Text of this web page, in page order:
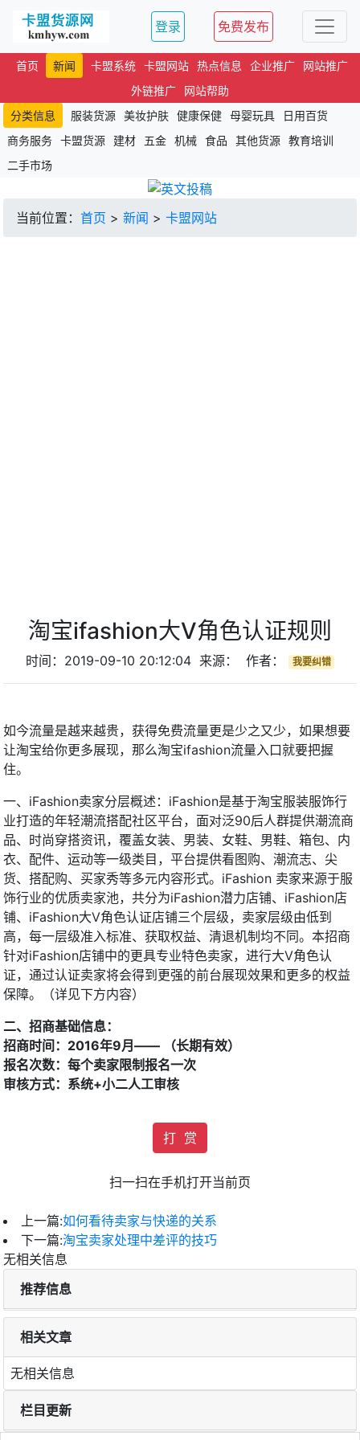
登录 免费发布
首页 新闻 卡盟系统 卡盟网站 热点信息 企业推广
网站推广
外链推广
网站帮助
分类信息
服装货源 美妆护肤 健康保健 母婴玩具
日用百货
商务服务 卡盟货源 建材 五金 机械 食品 其他货源 教育培训
二手市场
当前位置： 首页 > 新闻 > 卡盟网站
淘宝ifashion大V角色认证规则
时间：2019-09-10 20:12:04 来源： 作者： 我要纠错
如今流量是越来越贵，获得免费流量更是少之又少，如果想要
让淘宝给你更多展现，那么淘宝ifashion流量入口就要把握
住。
一、iFashion卖家分层概述：iFashion是基于淘宝服装服饰行
业打造的年轻潮流搭配社区平台，面对泛90后人群提供潮流商
品、时尚穿搭资讯，覆盖女装、男装、女鞋、男鞋、箱包、内
衣、配件、运动等一级类目，平台提供看图购、潮流志、尖
货、搭配购、买家秀等多元内容形式。iFashion 卖家来源于服
饰行业的优质卖家池，共分为iFashion潜力店铺、iFashion店
铺、iFashion大V角色认证店铺三个层级，卖家层级由低到
高，每一层级准入标准、获取权益、清退机制均不同。本招商
针对iFashion店铺中的更具专业特色卖家，进行大V角色认
证，通过认证卖家将会得到更强的前台展现效果和更多的权益
保障。（详见下方内容）
二、招商基础信息：
招商时间：2016年9月—— （长期有效）
报名次数：每个卖家限制报名一次
审核方式：系统+小二人工审核
打 赏
扫一扫在手机打开当前页
上一篇:如何看待卖家与快递的关系
下一篇:淘宝卖家处理中差评的技巧
无相关信息
推荐信息
相关文章
无相关信息
栏目更新